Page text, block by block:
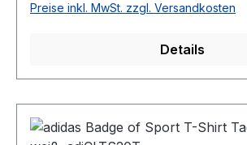
Preise inkl. MwSt. zzgl. Versandkosten
Details